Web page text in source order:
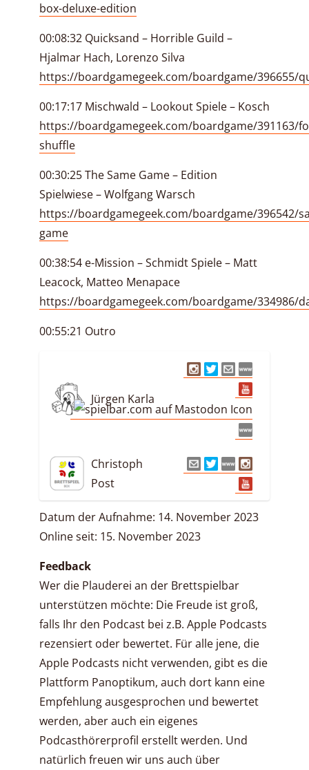
box-deluxe-edition
00:08:32 Quicksand – Horrible Guild –
Hjalmar Hach, Lorenzo Silva
https://boardgamegeek.com/boardgame/396655/
00:17:17 Mischwald – Lookout Spiele – Kosch
https://boardgamegeek.com/boardgame/391163/
shuffle
00:30:25 The Same Game – Edition
Spielwiese – Wolfgang Warsch
https://boardgamegeek.com/boardgame/396542/
game
00:38:54 e-Mission – Schmidt Spiele – Matt
Leacock, Matteo Menapace
https://boardgamegeek.com/boardgame/334986/
00:55:21 Outro
Jürgen Karla
Christoph
Post
Datum der Aufnahme: 14. November 2023
Online seit: 15. November 2023
Feedback
Wer die Plauderei an der Brettspielbar
unterstützen möchte: Die Freude ist groß,
falls Ihr den Podcast bei z.B. Apple Podcasts
rezensiert oder bewertet. Für alle jene, die
Apple Podcasts nicht verwenden, gibt es die
Plattform Panoptikum, auch dort kann eine
Empfehlung ausgesprochen und bewertet
werden, aber auch ein eigenes
Podcasthörerprofil erstellt werden. Und
natürlich freuen wir uns auch über